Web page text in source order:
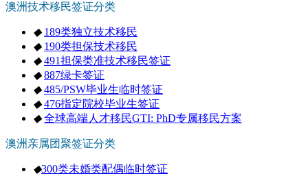
澳洲技术移民签证分类
◆ 189类独立技术移民
◆ 190类担保技术移民
◆ 491担保类准技术移民签证
◆ 887绿卡签证
◆ 485/PSW毕业生临时签证
◆ 476指定院校毕业生签证
◆ 全球高端人才移民GTI: PhD专属移民方案
澳洲亲属团聚签证分类
◆300类未婚类配偶临时签证